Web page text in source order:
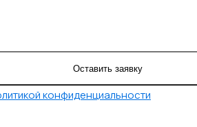
конфиденциальности